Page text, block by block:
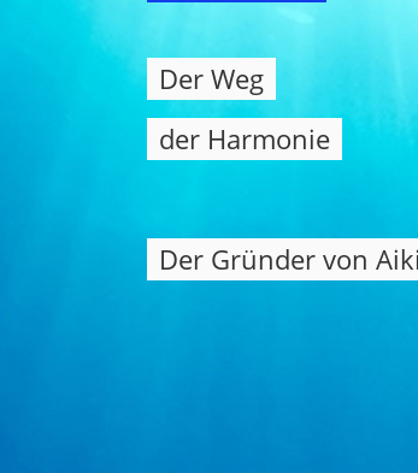
Der Weg
der Harmonie
Der Gründer von